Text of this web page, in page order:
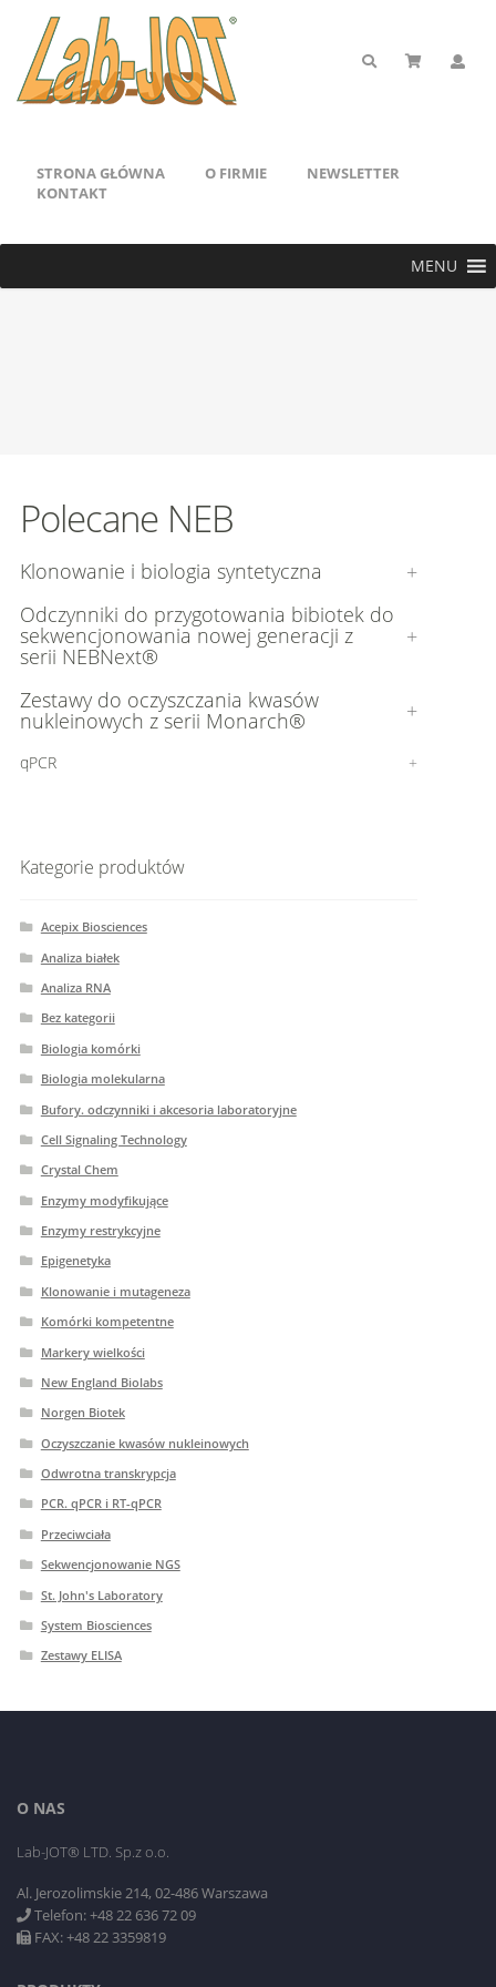
STRONA GŁÓWNA O FIRMIE
NEWSLETTER
KONTAKT
MENU
Polecane NEB
Klonowanie i biologia syntetyczna
Odczynniki do przygotowania bibiotek do
sekwencjonowania nowej generacji z
serii NEBNext®
Zestawy do oczyszczania kwasów
nukleinowych z serii Monarch®
qPCR
Kategorie produktów
Acepix Biosciences
Analiza białek
Analiza RNA
Bez kategorii
Biologia komórki
Biologia molekularna
Bufory. odczynniki i akcesoria laboratoryjne
Cell Signaling Technology
Crystal Chem
Enzymy modyfikujące
Enzymy restrykcyjne
Epigenetyka
Klonowanie i mutageneza
Komórki kompetentne
Markery wielkości
New England Biolabs
Norgen Biotek
Oczyszczanie kwasów nukleinowych
Odwrotna transkrypcja
PCR. qPCR i RT-qPCR
Przeciwciała
Sekwencjonowanie NGS
St. John's Laboratory
System Biosciences
Zestawy ELISA
O NAS
Lab-JOT® LTD. Sp.z o.o.
Al. Jerozolimskie 214, 02-486 Warszawa
Telefon: +48 22 636 72 09
FAX: +48 22 3359819